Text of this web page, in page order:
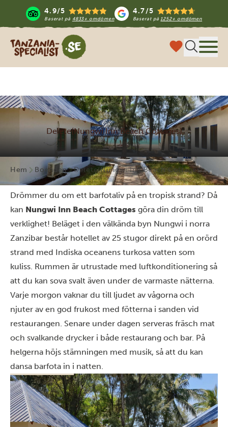
4.9/5
Baserat på 4833+ omdömen
4.7/5
Baserat på1252+ omdömen
Tanzania Specialist
Delete(Nungwi Inn Beach Cottages)
Hem Boenden Delete(Nungwi Inn Beach Cottages)
Drömmer du om ett barfotaliv på en tropisk strand? Då
kan Nungwi Inn Beach Cottages göra din dröm till
verklighet! Beläget i den välkända byn Nungwi i norra
Zanzibar består hotellet av 25 stugor direkt på en orörd
strand med Indiska oceanens turkosa vatten som
kuliss. Rummen är utrustade med luftkonditionering så
att du kan sova svalt även under de varmaste nätterna.
Varje morgon vaknar du till ljudet av vågorna och
njuter av en god frukost med fötterna i sanden vid
restaurangen. Senare under dagen serveras fräsch mat
och svalkande drycker i både restaurang och bar. På
helgerna höjs stämningen med musik, så att du kan
dansa barfota in i natten.